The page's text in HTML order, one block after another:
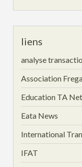
liens
analyse
Association
Education TA
Eata News
International
IFAT